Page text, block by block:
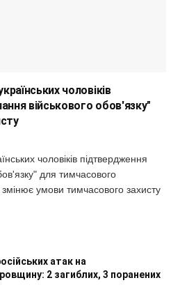
чоловіків
військового обов'язку"
чоловіків підтвердження
для тимчасового
умови тимчасового захисту
атак на
2 загиблих, 3 поранених